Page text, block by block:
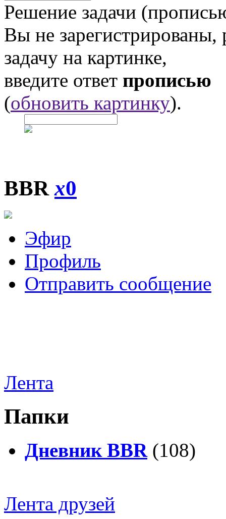
Решение задачи
Вы не
задачу на картинке,
введите ответ прописью
(обновить картинку).
BBRx0
Эфир
Профиль
Отправить сообщение
Лента
Папки
Дневник BBR (108)
Лента друзей